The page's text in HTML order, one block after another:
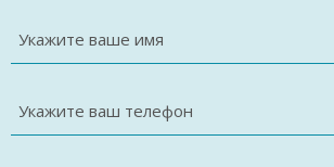
Укажите ваше имя
Укажите ваш телефон